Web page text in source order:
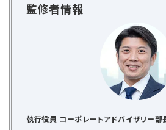
監修者情報
執行役員 コーポレートアドバイザリー